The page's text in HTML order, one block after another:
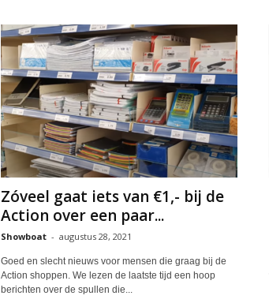
Zóveel gaat iets van €1,- bij de
Action over een paar...
Showboat - augustus 28, 2021
Goed en slecht nieuws voor mensen die graag bij de
Action shoppen. We lezen de laatste tijd een hoop
berichten over de spullen die...